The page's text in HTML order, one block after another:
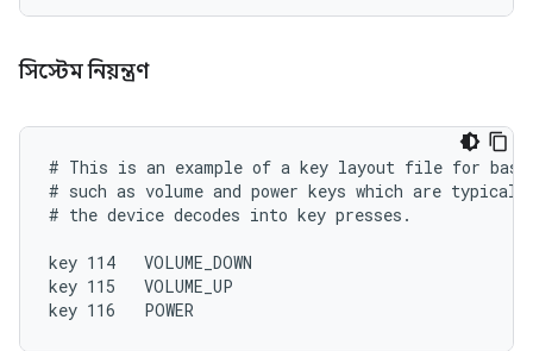
সিস্টেম নিয়ন্ত্রণ
# This is an example of a key layout file for
# such as volume and power keys which are
# the device decodes into key presses.
key 114   VOLUME_DOWN
key 115   VOLUME_UP